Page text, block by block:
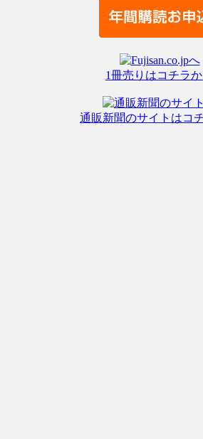
1冊売りはコチラ
通販新聞のサイトはコ